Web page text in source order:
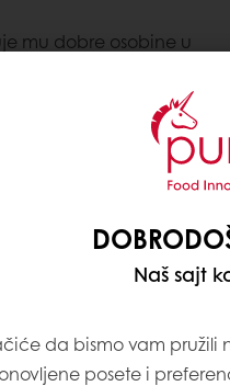
mu dobre osobine u
i u zanatskim
Naš sajt
da bismo vam
posete i